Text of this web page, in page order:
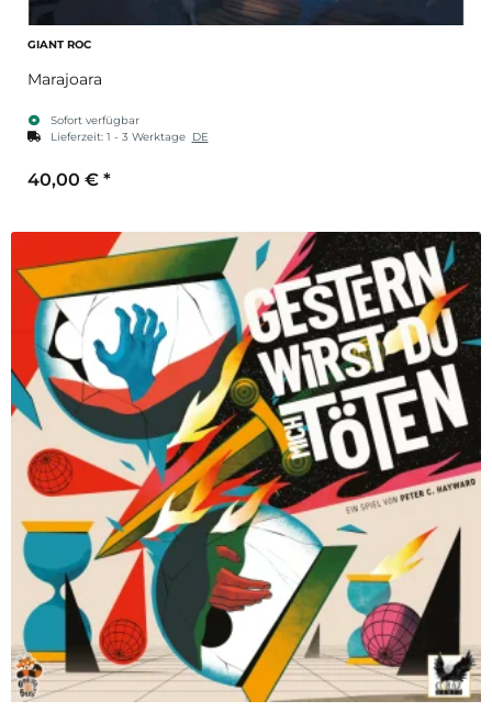
GIANT ROC
Marajoara
Sofort verfügbar
Lieferzeit: 1 - 3 Werktage DE
40,00 € *